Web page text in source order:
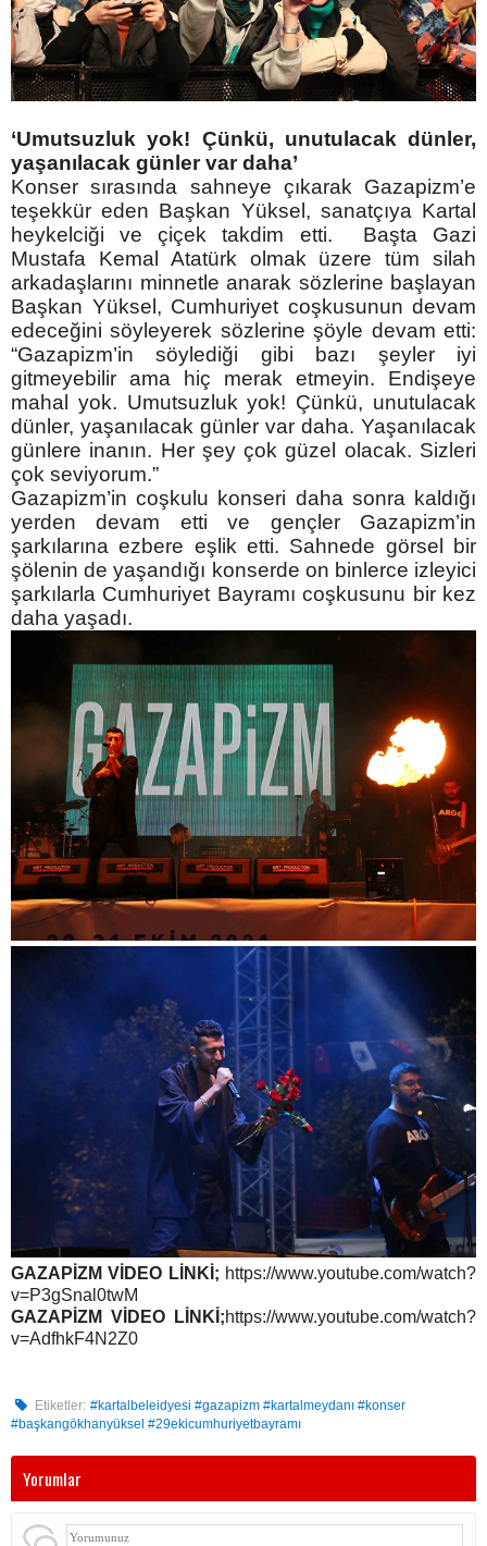
‘Umutsuzluk yok! Çünkü, unutulacak dünler,
yaşanılacak günler var daha’
Konser sırasında sahneye çıkarak Gazapizm’e
teşekkür eden Başkan Yüksel, sanatçıya Kartal
heykelciği ve çiçek takdim etti. Başta Gazi
Mustafa Kemal Atatürk olmak üzere tüm silah
arkadaşlarını minnetle anarak sözlerine başlayan
Başkan Yüksel, Cumhuriyet coşkusunun devam
edeceğini söyleyerek sözlerine şöyle devam etti:
“Gazapizm’in söylediği gibi bazı şeyler iyi
gitmeyebilir ama hiç merak etmeyin. Endişeye
mahal yok. Umutsuzluk yok! Çünkü, unutulacak
dünler, yaşanılacak günler var daha. Yaşanılacak
günlere inanın. Her şey çok güzel olacak. Sizleri
çok seviyorum.”
Gazapizm’in coşkulu konseri daha sonra kaldığı
yerden devam etti ve gençler Gazapizm’in
şarkılarına ezbere eşlik etti. Sahnede görsel bir
şölenin de yaşandığı konserde on binlerce izleyici
şarkılarla Cumhuriyet Bayramı coşkusunu bir kez
daha yaşadı.
GAZAPİZM VİDEO LİNKİ; https://www.youtube.com/watch?
v=P3gSnal0twM
GAZAPİZM VİDEO LİNKİ;https://www.youtube.com/watch?
v=AdfhkF4N2Z0
Etiketler: #kartalbeleidyesi #gazapizm #kartalmeydanı #konser
#başkangökhanyüksel #29ekicumhuriyetbayramı
Yorumlar